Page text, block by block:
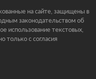
на сайте, защищены в
законодательством об
использование текстовых,
только с согласия